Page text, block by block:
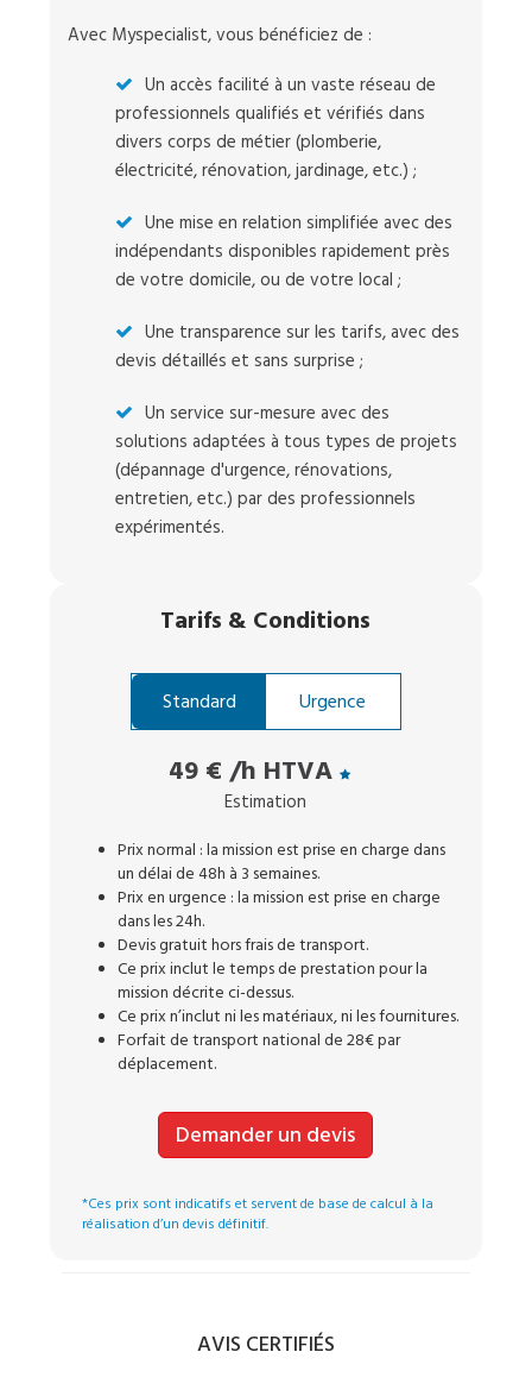
Avec Myspecialist, vous bénéficiez de :
Un accès facilité à un vaste réseau de
professionnels qualifiés et vérifiés dans
divers corps de métier (plomberie,
électricité, rénovation, jardinage, etc.) ;
Une mise en relation simplifiée avec des
indépendants disponibles rapidement près
de votre domicile, ou de votre local ;
Une transparence sur les tarifs, avec des
devis détaillés et sans surprise ;
Un service sur-mesure avec des
solutions adaptées à tous types de projets
(dépannage d'urgence, rénovations,
entretien, etc.) par des professionnels
expérimentés.
Tarifs & Conditions
Standard Urgence
49 € /h HTVA
Estimation
Prix normal : la mission est prise en charge dans
un délai de 48h à 3 semaines.
Prix en urgence : la mission est prise en charge
dans les 24h.
Devis gratuit hors frais de transport.
Ce prix inclut le temps de prestation pour la
mission décrite ci-dessus.
Ce prix n’inclut ni les matériaux, ni les fournitures.
Forfait de transport national de 28€ par
déplacement.
Demander un devis
*Ces prix sont indicatifs et servent de base de calcul à la
réalisation d’un devis définitif.
AVIS CERTIFIÉS